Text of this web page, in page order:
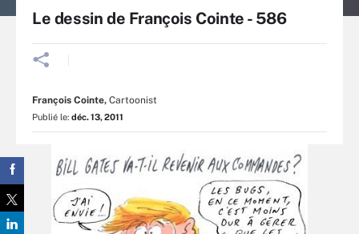
Le dessin de François Cointe - 586
François Cointe, Cartoonist
Publié le: déc. 13, 2011